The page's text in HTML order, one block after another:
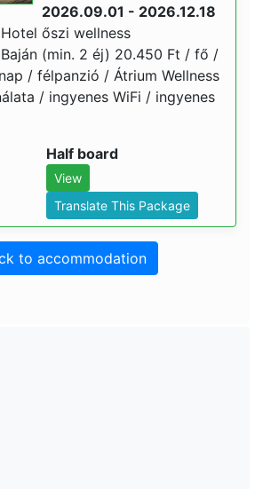
2026.09.01 - 2026.12.18
őszi wellness
(min. 2 éj) 20.450 Ft / fő /
/ félpanzió / Átrium Wellness
/ ingyenes WiFi / ingyenes
Half board
View
Translate This Package
to accommodation